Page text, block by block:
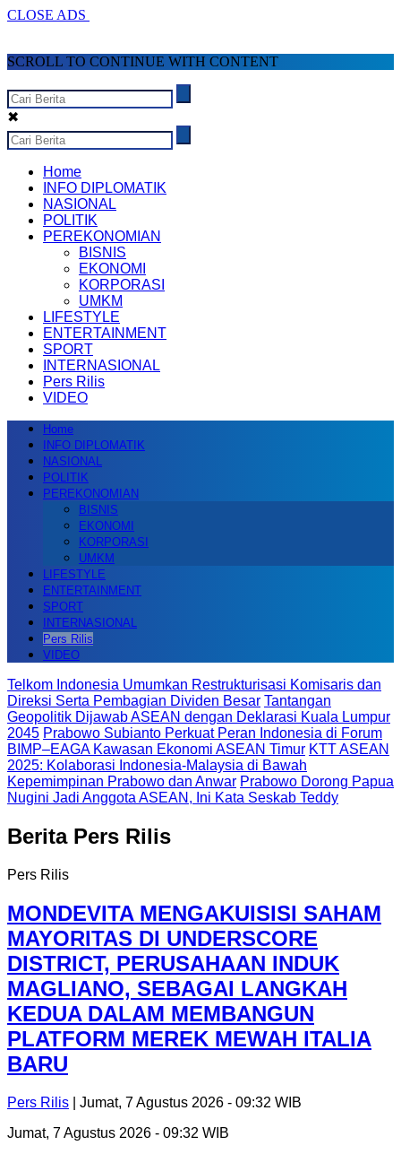
CLOSE ADS
SCROLL TO CONTINUE WITH CONTENT
✖
Home
INFO DIPLOMATIK
NASIONAL
POLITIK
PEREKONOMIAN
BISNIS
EKONOMI
KORPORASI
UMKM
LIFESTYLE
ENTERTAINMENT
SPORT
INTERNASIONAL
Pers Rilis
VIDEO
Home
INFO DIPLOMATIK
NASIONAL
POLITIK
PEREKONOMIAN
BISNIS
EKONOMI
KORPORASI
UMKM
LIFESTYLE
ENTERTAINMENT
SPORT
INTERNASIONAL
Pers Rilis
VIDEO
Telkom Indonesia Umumkan Restrukturisasi Komisaris dan
Direksi Serta Pembagian Dividen Besar Tantangan
Geopolitik Dijawab ASEAN dengan Deklarasi Kuala Lumpur
2045 Prabowo Subianto Perkuat Peran Indonesia di Forum
BIMP–EAGA Kawasan Ekonomi ASEAN Timur KTT ASEAN
2025: Kolaborasi Indonesia-Malaysia di Bawah
Kepemimpinan Prabowo dan Anwar Prabowo Dorong Papua
Nugini Jadi Anggota ASEAN, Ini Kata Seskab Teddy
Berita Pers Rilis
Pers Rilis
MONDEVITA MENGAKUISISI SAHAM
MAYORITAS DI UNDERSCORE
DISTRICT, PERUSAHAAN INDUK
MAGLIANO, SEBAGAI LANGKAH
KEDUA DALAM MEMBANGUN
PLATFORM MEREK MEWAH ITALIA
BARU
Pers Rilis | Jumat, 7 Agustus 2026 - 09:32 WIB
Jumat, 7 Agustus 2026 - 09:32 WIB